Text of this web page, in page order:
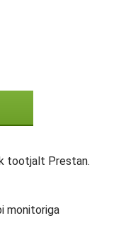
tootjalt Prestan.
monitoriga